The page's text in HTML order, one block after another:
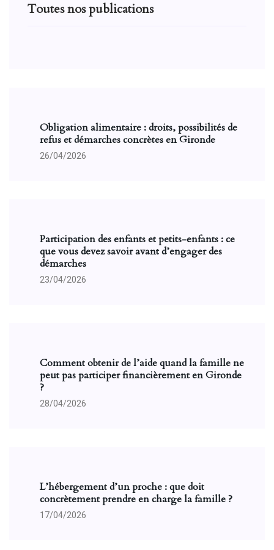
Toutes nos publications
Obligation alimentaire : droits, possibilités de
refus et démarches concrètes en Gironde
26/04/2026
Participation des enfants et petits-enfants : ce
que vous devez savoir avant d’engager des
démarches
23/04/2026
Comment obtenir de l’aide quand la famille ne
peut pas participer financièrement en Gironde
?
28/04/2026
L’hébergement d’un proche : que doit
concrètement prendre en charge la famille ?
17/04/2026